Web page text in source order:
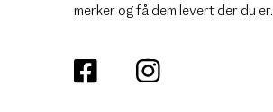
merker og få dem levert der du er.